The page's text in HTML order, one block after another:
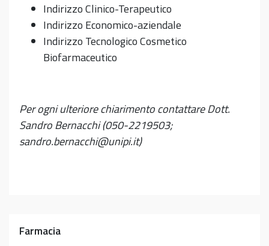
Indirizzo Clinico-Terapeutico
Indirizzo Economico-aziendale
Indirizzo Tecnologico Cosmetico
Biofarmaceutico
Per ogni ulteriore chiarimento contattare Dott.
Sandro Bernacchi (050-2219503;
sandro.bernacchi@unipi.it)
Farmacia